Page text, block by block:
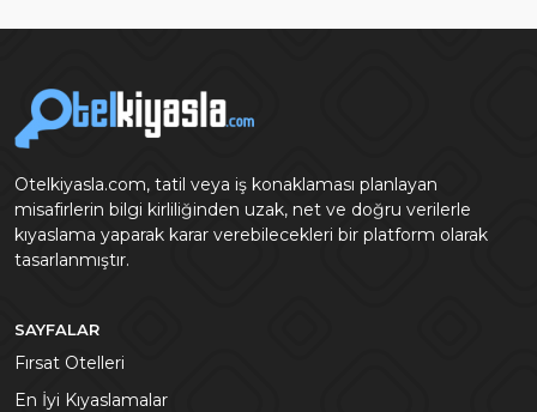
Otelkiyasla.com, tatil veya iş konaklaması planlayan
misafirlerin bilgi kirliliğinden uzak, net ve doğru verilerle
kıyaslama yaparak karar verebilecekleri bir platform olarak
tasarlanmıştır.
SAYFALAR
Fırsat Otelleri
En İyi Kıyaslamalar